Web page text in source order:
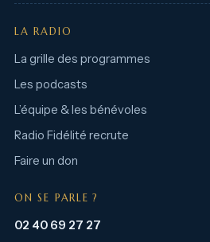
LA RADIO
La grille des programmes
Les podcasts
L’équipe & les bénévoles
Radio Fidélité recrute
Faire un don
ON SE PARLE ?
02 40 69 27 27